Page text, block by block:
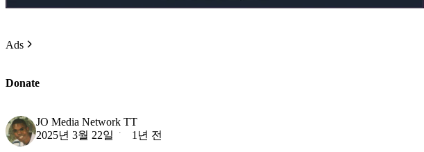
Ads
Donate
JO Media Network TT
2025년 3월 22일
1년 전